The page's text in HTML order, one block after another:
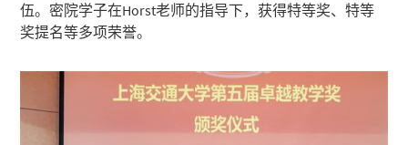
伍。密院学子在Horst老师的指导下，获得特等奖、特等
奖提名等多项荣誉。